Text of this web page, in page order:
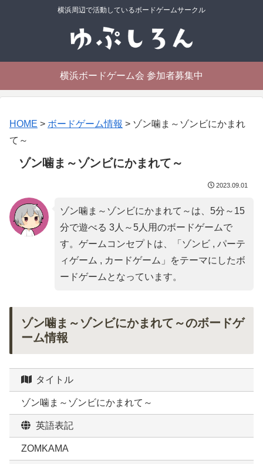
横浜周辺で活動しているボードゲームサークル
横浜ボードゲーム会 参加者募集中
HOME > ボードゲーム情報 > ゾン噛ま～ゾンビにかまれ
て～
ゾン噛ま～ゾンビにかまれて～
2023.09.01
ゾン噛ま～ゾンビにかまれて～は、5分～15
分で遊べる 3人～5人用のボードゲームで
す。ゲームコンセプトは、「 ゾンビ , パーテ
ィゲーム , カードゲーム 」をテーマにしたボ
ードゲームとなっています。
ゾン噛ま～ゾンビにかまれて～のボードゲ
ーム情報
タイトル
ゾン噛ま～ゾンビにかまれて～
英語表記
ZOMKAMA